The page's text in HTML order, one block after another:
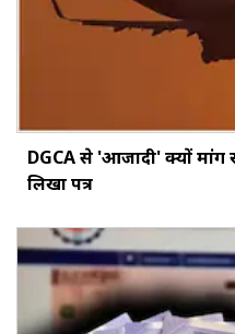
DGCA से 'आजादी' क्यों मांग
लिखा पत्र